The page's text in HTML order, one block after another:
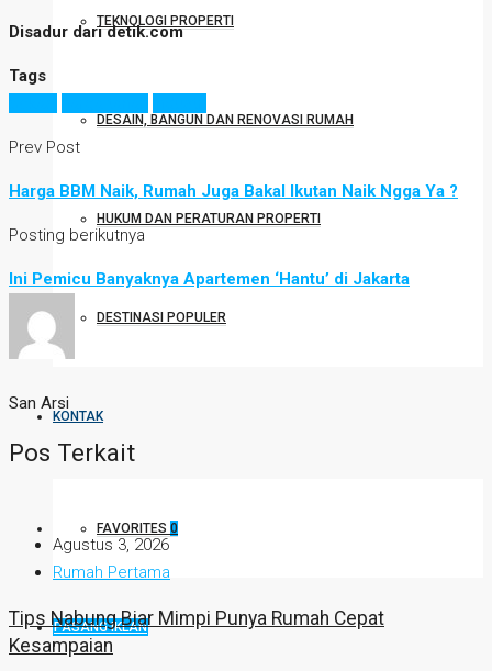
TEKNOLOGI PROPERTI
DESAIN, BANGUN DAN RENOVASI RUMAH
HUKUM DAN PERATURAN PROPERTI
DESTINASI POPULER
KONTAK
FAVORITES 0
PASANG IKLAN
Disadur dari detik.com
Tags
Prev Post
Harga BBM Naik, Rumah Juga Bakal Ikutan Naik Ngga Ya ?
Posting berikutnya
Ini Pemicu Banyaknya Apartemen ‘Hantu’ di Jakarta
San Arsi
Pos Terkait
Agustus 3, 2026
Rumah Pertama
Tips Nabung Biar Mimpi Punya Rumah Cepat
Kesampaian